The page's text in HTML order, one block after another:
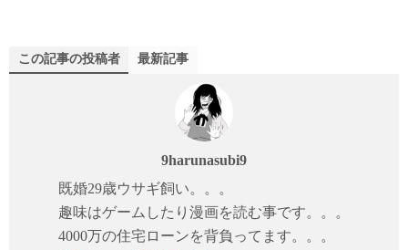
r
ok
この記事の投稿者 最新記事
9harunasubi9
既婚29歳ウサギ飼い。。。
趣味はゲームしたり漫画を読む事です。。。
4000万の住宅ローンを背負ってます。。。